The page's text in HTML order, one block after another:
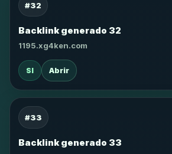
#32
Backlink generado 32
1195.xg4ken.com
SI Abrir
#33
Backlink generado 33